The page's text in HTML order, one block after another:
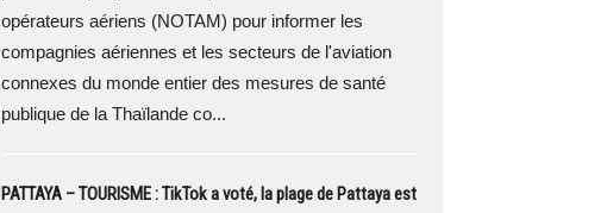
opérateurs aériens (NOTAM) pour informer les
compagnies aériennes et les secteurs de l'aviation
connexes du monde entier des mesures de santé
publique de la Thaïlande co...
PATTAYA – TOURISME : TikTok a voté, la plage de Pattaya est